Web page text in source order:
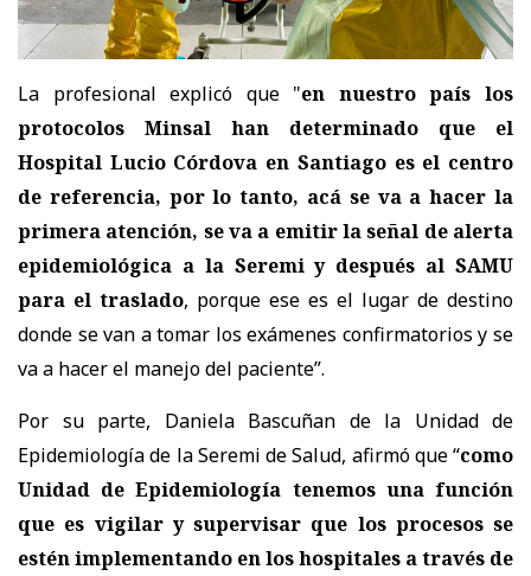
La profesional explicó que "en nuestro país los
protocolos Minsal han determinado que el
Hospital Lucio Córdova en Santiago es el centro
de referencia, por lo tanto, acá se va a hacer la
primera atención, se va a emitir la señal de alerta
epidemiológica a la Seremi y después al SAMU
para el traslado, porque ese es el lugar de destino
donde se van a tomar los exámenes confirmatorios y se
va a hacer el manejo del paciente”.
Por su parte, Daniela Bascuñan de la Unidad de
Epidemiología de la Seremi de Salud, afirmó que “como
Unidad de Epidemiología tenemos una función
que es vigilar y supervisar que los procesos se
estén implementando en los hospitales a través de